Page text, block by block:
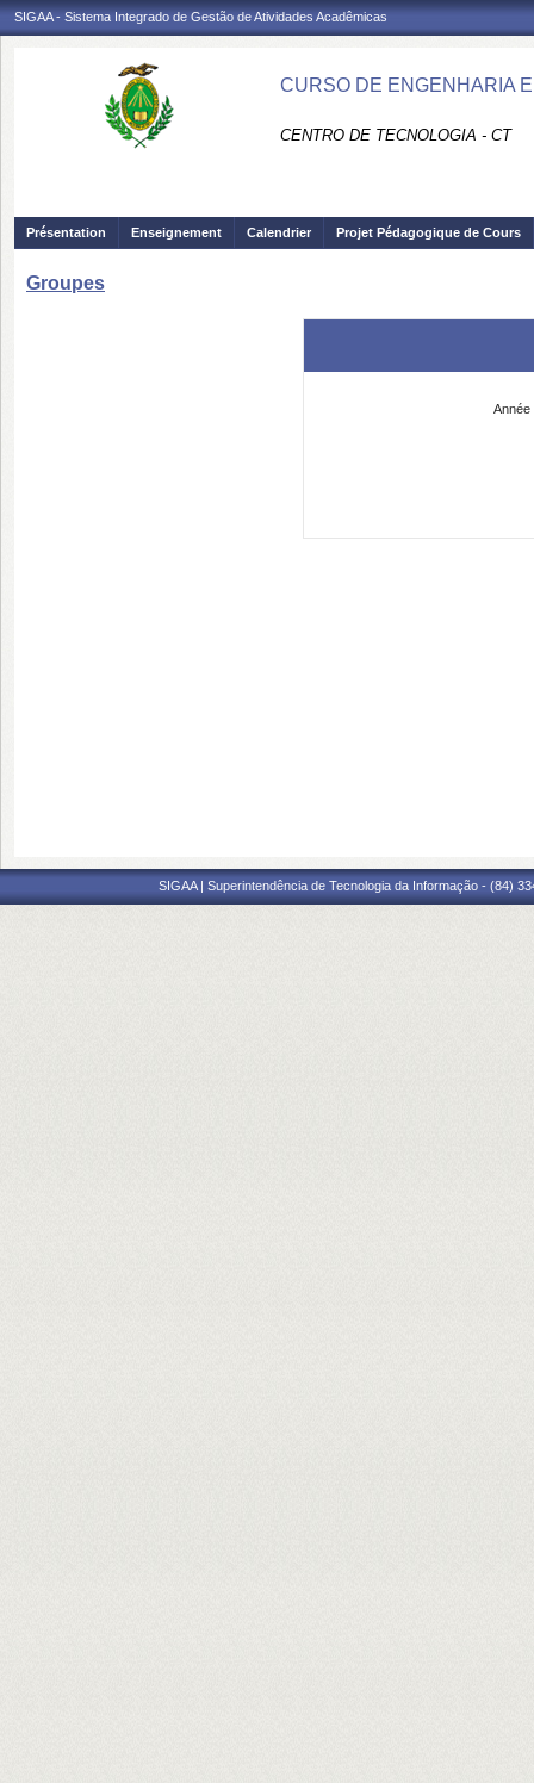
SIGAA - Sistema Integrado de Gestão de Atividades Acadêmicas
CURSO DE ENGENHARIA
CENTRO DE TECNOLOGIA - CT
Présentation Enseignement Calendrier Projet Pédagogique de Cours
Groupes
Année
SIGAA | Superintendência de Tecnologia da Informação - (84)